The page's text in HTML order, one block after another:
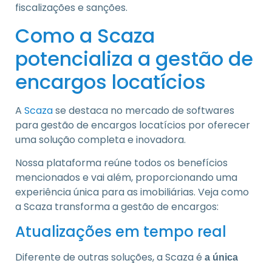
fiscalizações e sanções.
Como a Scaza
potencializa a gestão de
encargos locatícios
A Scazase destaca no mercado de softwares
para gestão de encargos locatícios por oferecer
uma solução completa e inovadora.
Nossa plataforma reúne todos os benefícios
mencionados e vai além, proporcionando uma
experiência única para as imobiliárias. Veja como
a Scaza transforma a gestão de encargos:
Atualizações em tempo real
Diferente de outras soluções, a Scaza é a única